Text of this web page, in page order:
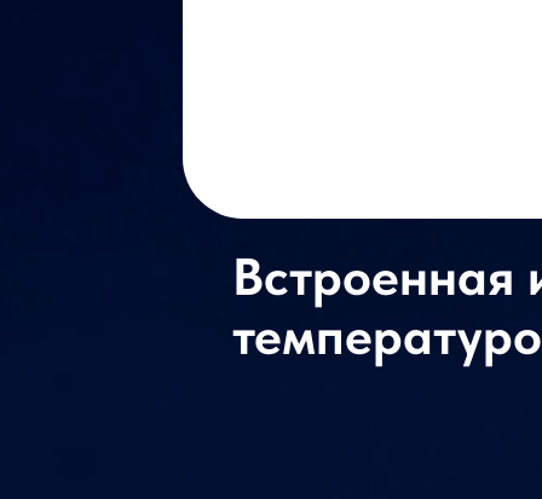
Встроенная